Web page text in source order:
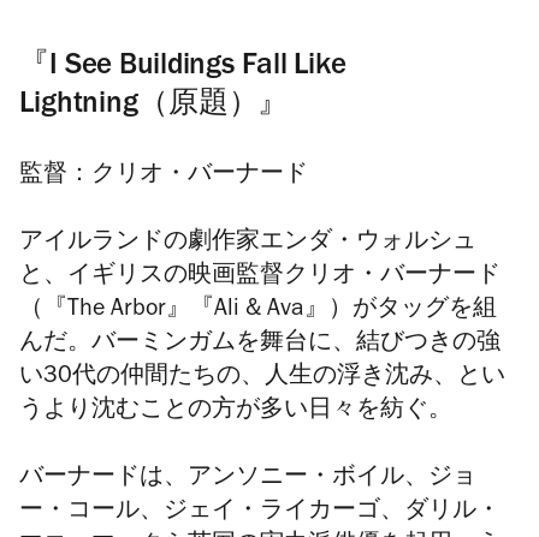
『I See Buildings Fall Like
Lightning（原題）』
監督：クリオ・バーナード
アイルランドの劇作家エンダ・ウォルシュ
と、イギリスの映画監督クリオ・バーナード
（『The Arbor』『Ali & Ava』）がタッグを組
んだ。バーミンガムを舞台に、結びつきの強
い30代の仲間たちの、人生の浮き沈み、とい
うより沈むことの方が多い日々を紡ぐ。
バーナードは、アンソニー・ボイル、ジョ
ー・コール、ジェイ・ライカーゴ、ダリル・